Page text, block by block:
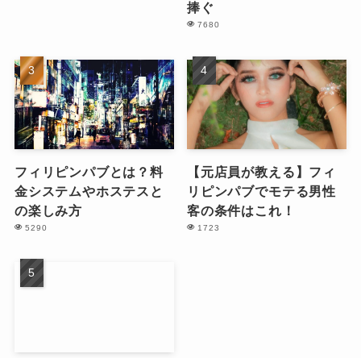
捧ぐ
7680
フィリピンパブとは？料
金システムやホステスと
の楽しみ方
5290
【元店員が教える】フィ
リピンパブでモテる男性
客の条件はこれ！
1723